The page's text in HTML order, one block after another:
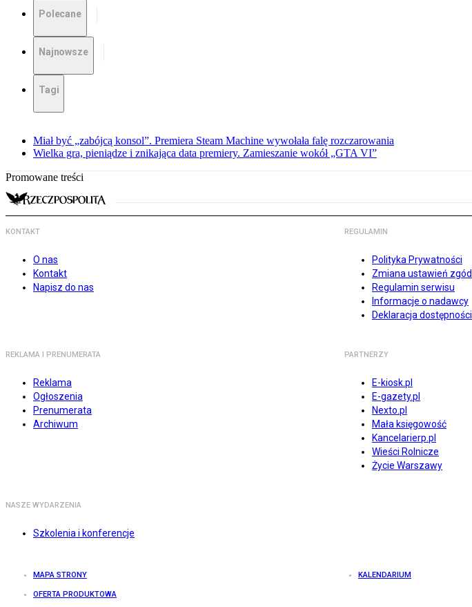
Polecane
Najnowsze
Tagi
Miał być „zabójcą konsol”. Premiera Steam Machine wywołała falę rozczarowania
Wielka gra, pieniądze i znikająca data premiery. Zamieszanie wokół „GTA VI”
Promowane treści
KONTAKT
O nas
Kontakt
Napisz do nas
REGULAMIN
Polityka Prywatności
Zmiana ustawień zgód
Regulamin serwisu
Informacje o nadawcy
Deklaracja dostępności
REKLAMA I PRENUMERATA
Reklama
Ogłoszenia
Prenumerata
Archiwum
PARTNERZY
E-kiosk.pl
E-gazety.pl
Nexto.pl
Mała księgowość
Kancelarierp.pl
Wieści Rolnicze
Życie Warszawy
NASZE WYDARZENIA
Szkolenia i konferencje
MAPA STRONY KALENDARIUM
OFERTA PRODUKTOWA